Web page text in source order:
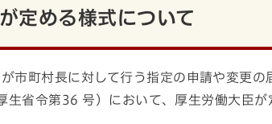
定める様式について
市町村長に対して行う指定の申請や変更
生省令第36 号）において、厚生労働大臣